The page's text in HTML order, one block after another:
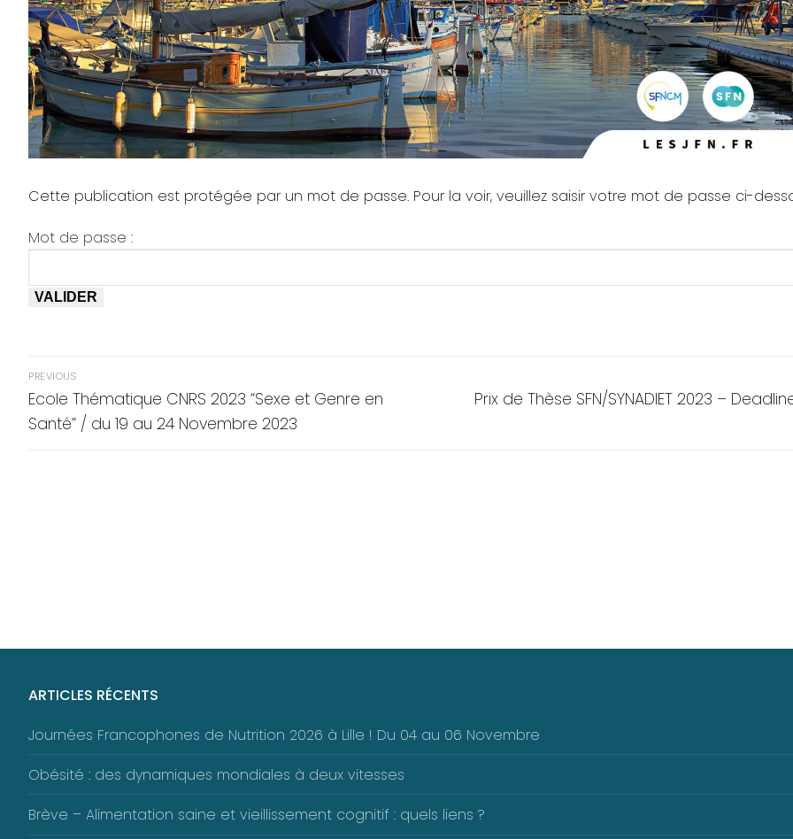
Cette publication est protégée par un mot de passe. Pour la voir, veuillez saisir votre mot de passe ci-
Mot de passe :
Navigation
de
l’article
PREVIOUS
Previous
post:
Ecole Thématique CNRS 2023 “Sexe et Genre en
Santé” / du 19 au 24 Novembre 2023
Next
Prix de Thèse SFN/SYNADIET 2023 –
ARTICLES RÉCENTS
Journées Francophones de Nutrition 2026 à Lille ! Du 04 au 06 Novembre
Obésité : des dynamiques mondiales à deux vitesses
Brève – Alimentation saine et vieillissement cognitif : quels liens ?